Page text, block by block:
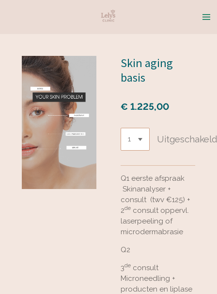
Skin aging
basis
€ 1.225,00
Q1 eerste afspraak
Skinanalyser +
consult (twv €125) +
2de consult oppervl.
laserpeeling of
microdermabrasie
Q2
3de consult
Microneedling +
producten en liplase